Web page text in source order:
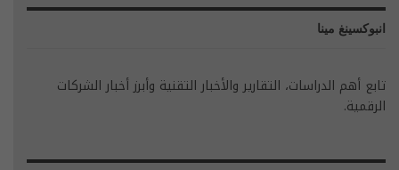
انبوكسينغ مينا
تابع أهم الدراسات، التقارير والأخبار التقنية وأبرز أخبار الشركات
الرقمية.